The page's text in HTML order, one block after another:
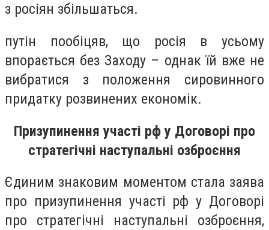
з росіян збільшаться.
путін пообіцяв, що росія в усьому
впорається без Заходу – однак їй вже не
вибратися з положення сировинного
придатку розвинених економік.
Призупинення участі рф у Договорі про
стратегічні наступальні озброєння
Єдиним знаковим моментом стала заява
про призупинення участі рф у Договорі
про стратегічні наступальні озброєння,